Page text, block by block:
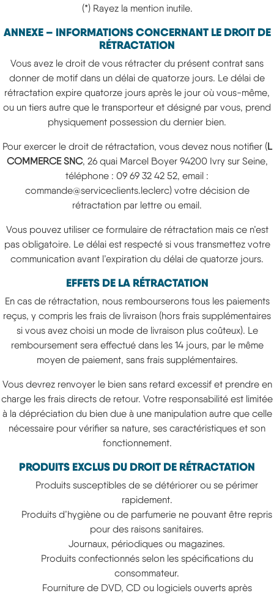
(*) Rayez la mention inutile.
ANNEXE – INFORMATIONS CONCERNANT LE DROIT DE
RÉTRACTATION
Vous avez le droit de vous rétracter du présent contrat sans
donner de motif dans un délai de quatorze jours. Le délai de
rétractation expire quatorze jours après le jour où vous-même,
ou un tiers autre que le transporteur et désigné par vous, prend
physiquement possession du dernier bien.
Pour exercer le droit de rétractation, vous devez nous notifier (L
COMMERCE SNC, 26 quai Marcel Boyer 94200 Ivry sur Seine,
téléphone : 09 69 32 42 52, email :
commande@serviceclients.leclerc) votre décision de
rétractation par lettre ou email.
Vous pouvez utiliser ce formulaire de rétractation mais ce n’est
pas obligatoire. Le délai est respecté si vous transmettez votre
communication avant l’expiration du délai de quatorze jours.
EFFETS DE LA RÉTRACTATION
En cas de rétractation, nous rembourserons tous les paiements
reçus, y compris les frais de livraison (hors frais supplémentaires
si vous avez choisi un mode de livraison plus coûteux). Le
remboursement sera effectué dans les 14 jours, par le même
moyen de paiement, sans frais supplémentaires.
Vous devrez renvoyer le bien sans retard excessif et prendre en
charge les frais directs de retour. Votre responsabilité est limitée
à la dépréciation du bien due à une manipulation autre que celle
nécessaire pour vérifier sa nature, ses caractéristiques et son
fonctionnement.
PRODUITS EXCLUS DU DROIT DE RÉTRACTATION
Produits susceptibles de se détériorer ou se périmer
rapidement.
Produits d’hygiène ou de parfumerie ne pouvant être repris
pour des raisons sanitaires.
Journaux, périodiques ou magazines.
Produits confectionnés selon les spécifications du
consommateur.
Fourniture de DVD, CD ou logiciels ouverts après